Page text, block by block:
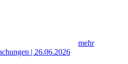
mehr
| 26.06.2026